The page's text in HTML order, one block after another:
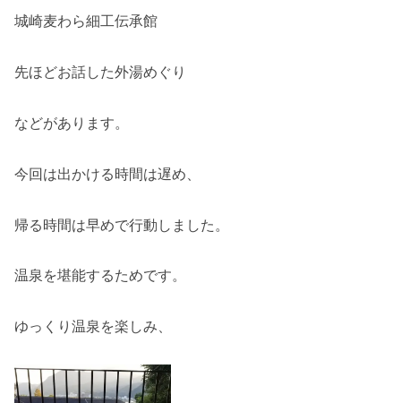
城崎麦わら細工伝承館
先ほどお話した外湯めぐり
などがあります。
今回は出かける時間は遅め、
帰る時間は早めで行動しました。
温泉を堪能するためです。
ゆっくり温泉を楽しみ、